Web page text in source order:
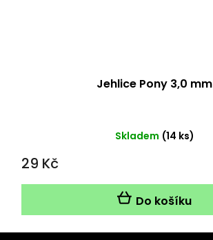
Jehlice Pony 3,0 mm
Skladem (14 ks)
29 Kč
Do košíku